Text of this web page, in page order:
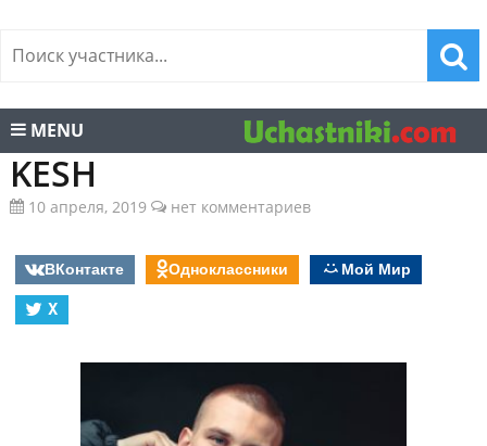
MENU
KESH
10 апреля, 2019 нет комментариев
ВКонтакте Одноклассники
Мой Мир
X